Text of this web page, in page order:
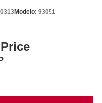
Modelo: 93051